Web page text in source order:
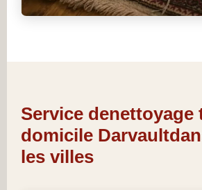
Service denettoyage
domicile
les villes